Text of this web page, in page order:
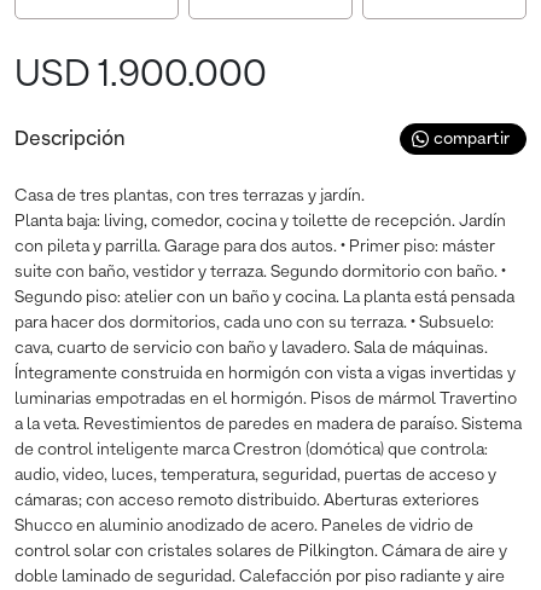
USD 1.900.000
Descripción compartir
Casa de tres plantas, con tres terrazas y jardín.
Planta baja: living, comedor, cocina y toilette de recepción. Jardín
con pileta y parrilla. Garage para dos autos. • Primer piso: máster
suite con baño, vestidor y terraza. Segundo dormitorio con baño. •
Segundo piso: atelier con un baño y cocina. La planta está pensada
para hacer dos dormitorios, cada uno con su terraza. • Subsuelo:
cava, cuarto de servicio con baño y lavadero. Sala de máquinas.
Íntegramente construida en hormigón con vista a vigas invertidas y
luminarias empotradas en el hormigón. Pisos de mármol Travertino
a la veta. Revestimientos de paredes en madera de paraíso. Sistema
de control inteligente marca Crestron (domótica) que controla:
audio, video, luces, temperatura, seguridad, puertas de acceso y
cámaras; con acceso remoto distribuido. Aberturas exteriores
Shucco en aluminio anodizado de acero. Paneles de vidrio de
control solar con cristales solares de Pilkington. Cámara de aire y
doble laminado de seguridad. Calefacción por piso radiante y aire